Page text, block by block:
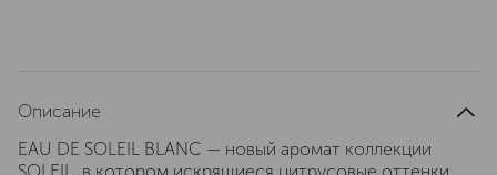
Описание
EAU DE SOLEIL BLANC — новый аромат коллекции